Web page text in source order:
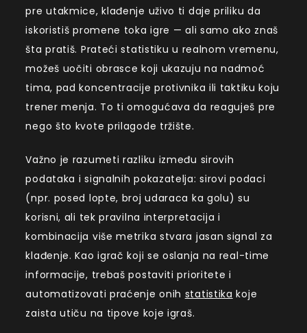
pre utakmice, klađenje uživo ti daje priliku da
iskoristiš promene toka igre — ali samo ako znaš
šta pratiš. Prateći statistiku u realnom vremenu,
možeš uočiti obrasce koji ukazuju na nadmoć
tima, pad koncentracije protivnika ili taktiku koju
trener menja. To ti omogućava da reaguješ pre
nego što kvote prilagode tržište.
Važno je razumeti razliku između sirovih
podataka i signalnih pokazatelja: sirovi podaci
(npr. posed lopte, broj udaraca ka golu) su
korisni, ali tek pravilna interpretacija i
kombinacija više metrika stvara jasan signal za
klađenje. Kao igrač koji se oslanja na real-time
informacije, trebaš postaviti prioritete i
automatizovati praćenje onih statistika koje
zaista utiču na tipove koje igraš.